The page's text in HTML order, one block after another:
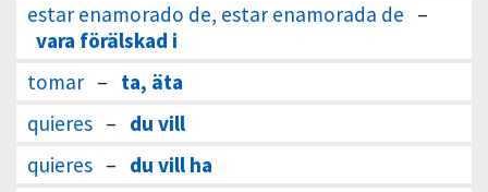
estar enamorado de, estar enamorada de –
vara förälskad i
tomar – ta, äta
quieres – du vill
quieres – du vill ha